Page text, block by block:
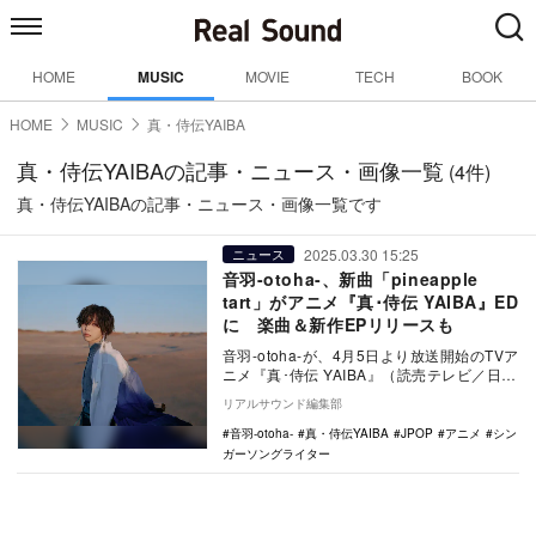
HOME MUSIC MOVIE TECH BOOK
HOME MUSIC 真・侍伝YAIBA
真・侍伝YAIBAの記事・ニュース・画像一覧 (4件)
真・侍伝YAIBAの記事・ニュース・画像一覧です
ニュース 2025.03.30 15:25
音羽-otoha-、新曲「pineapple
tart」がアニメ『真･侍伝 YAIBA』ED
に 楽曲＆新作EPリリースも
音羽-otoha-が、4月5日より放送開始のTVア
ニメ『真･侍伝 YAIBA』（読売テレビ／日本
テレビ系）のEDテーマとして、新…
リアルサウンド編集部
音羽-otoha-
真・侍伝YAIBA JPOP アニメ
シン
ガーソングライター